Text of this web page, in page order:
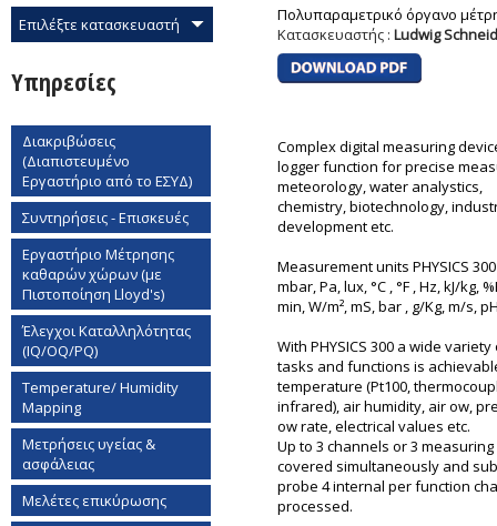
Επιλέξτε κατασκευαστή
Υπηρεσίες
Διακριβώσεις
(Διαπιστευμένο
Εργαστήριο από το ΕΣΥΔ)
Συντηρήσεις - Επισκευές
Εργαστήριο Mέτρησης
καθαρών χώρων (με
Πιστοποίηση Lloyd's)
Έλεγχοι Καταλληλότητας
(IQ/OQ/PQ)
Temperature/ Humidity
Mapping
Μετρήσεις υγείας &
ασφάλειας
Μελέτες επικύρωσης
Πολυπαραμετρικό όργανο
Κατασκευαστής : Ludwig
Complex digital measuring
logger function for precise
meteorology, water analystics,
chemistry, biotechnology,
development etc.
Measurement units PHYSICS 300
mbar, Pa, lux, °C , °F , Hz, kJ/kg,
min, W/m², mS, bar , g/Kg, m/s,
With PHYSICS 300 a wide
tasks and functions is
temperature (Pt100,
infrared), air humidity, air flow,
flow rate, electrical values etc.
Up to 3 channels or 3
covered simultaneously and
probe 4 internal per function
processed.